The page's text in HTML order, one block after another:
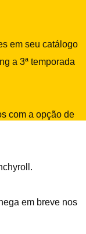
em seu catálogo
a 3ª temporada
com a opção de
em breve nos